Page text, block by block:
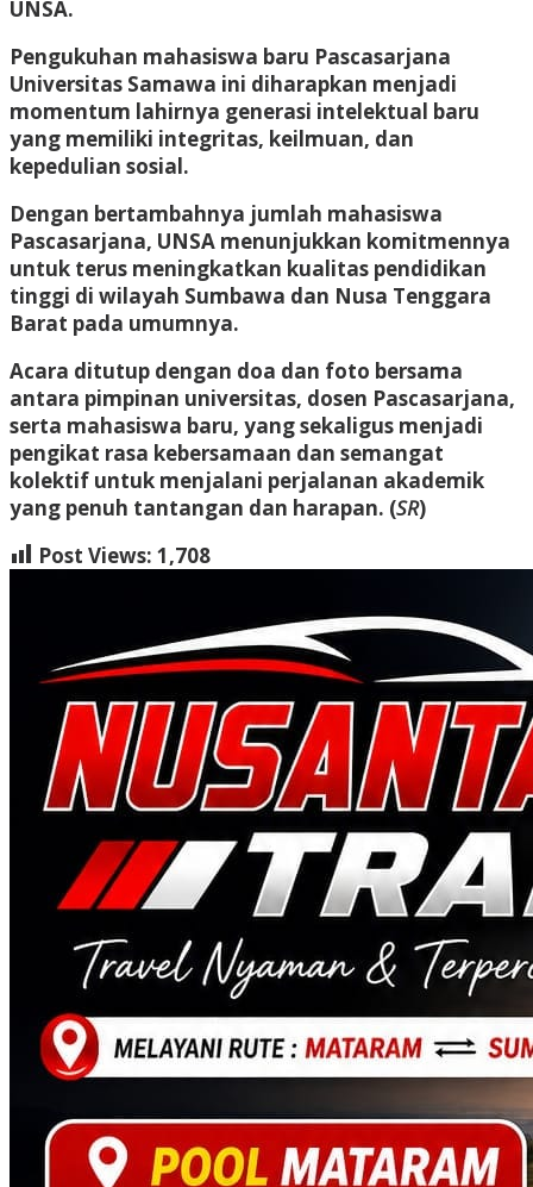
UNSA.
Pengukuhan mahasiswa baru Pascasarjana
Universitas Samawa ini diharapkan menjadi
momentum lahirnya generasi intelektual baru
yang memiliki integritas, keilmuan, dan
kepedulian sosial.
Dengan bertambahnya jumlah mahasiswa
Pascasarjana, UNSA menunjukkan komitmennya
untuk terus meningkatkan kualitas pendidikan
tinggi di wilayah Sumbawa dan Nusa Tenggara
Barat pada umumnya.
Acara ditutup dengan doa dan foto bersama
antara pimpinan universitas, dosen Pascasarjana,
serta mahasiswa baru, yang sekaligus menjadi
pengikat rasa kebersamaan dan semangat
kolektif untuk menjalani perjalanan akademik
yang penuh tantangan dan harapan. (SR)
Post Views: 1,708